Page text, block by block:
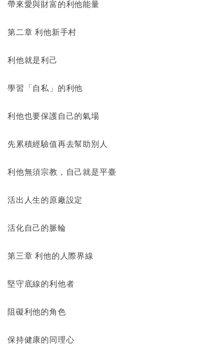
帶來愛與財富的利他能量
第二章 利他新手村
利他就是利己
學習「自私」的利他
利他也要保護自己的氣場
先累積經驗值再去幫助別人
利他無須宗教，自己就是平臺
活出人生的原廠設定
活化自己的脈輪
第三章 利他的人際界線
堅守底線的利他者
阻礙利他的角色
保持健康的同理心